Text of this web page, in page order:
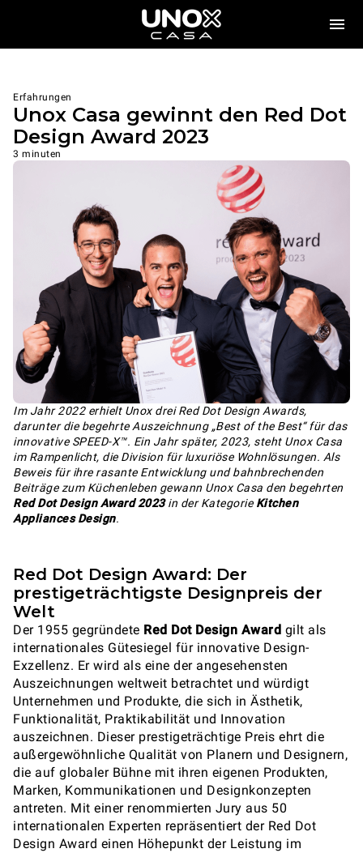
Erfahrungen
Unox Casa gewinnt den Red Dot
Design Award 2023
3 minuten
Im Jahr 2022 erhielt Unox drei Red Dot Design Awards,
darunter die begehrte Auszeichnung „Best of the Best“ für das
innovative SPEED-X™. Ein Jahr später, 2023, steht Unox Casa
im Rampenlicht, die Division für luxuriöse Wohnlösungen. Als
Beweis für ihre rasante Entwicklung und bahnbrechenden
Beiträge zum Küchenleben gewann Unox Casa den begehrten
Red Dot Design Award 2023in der Kategorie Kitchen
Appliances Design.
Red Dot Design Award: Der
prestigeträchtigste Designpreis der
Welt
Der 1955 gegründete Red Dot Design Award gilt als
internationales Gütesiegel für innovative Design-
Exzellenz. Er wird als eine der angesehensten
Auszeichnungen weltweit betrachtet und würdigt
Unternehmen und Produkte, die sich in Ästhetik,
Funktionalität, Praktikabilität und Innovation
auszeichnen. Dieser prestigeträchtige Preis ehrt die
außergewöhnliche Qualität von Planern und Designern,
die auf globaler Bühne mit ihren eigenen Produkten,
Marken, Kommunikationen und Designkonzepten
antreten. Mit einer renommierten Jury aus 50
internationalen Experten repräsentiert der Red Dot
Design Award einen Höhepunkt der Leistung im